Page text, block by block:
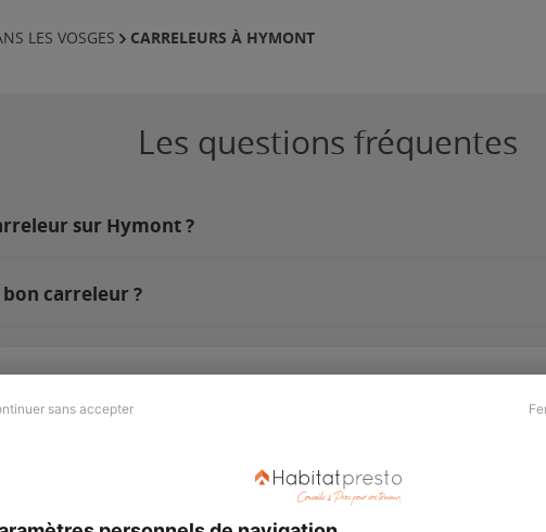
sans accepter
LES VOSGES CARRELEURS À HYMONT
Les questions fréquentes
sur Hymont ?
carreleur ?
Pro
ça marche
Revue de presse